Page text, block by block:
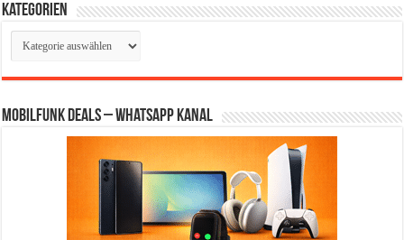
Kategorien
Kategorien
Mobilfunk Deals – WhatsApp Kanal